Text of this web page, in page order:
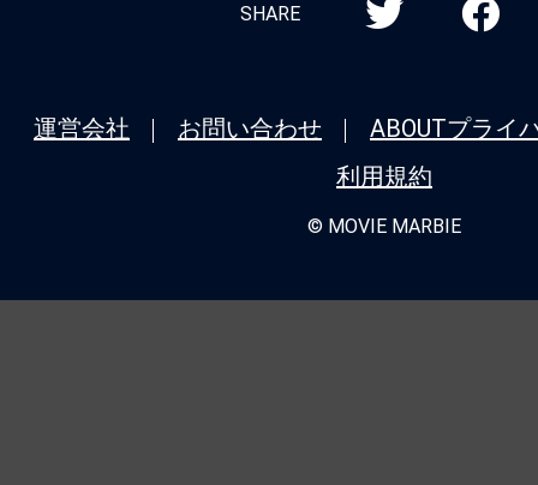
SHARE
運営会社 お問い合わせ ABOUTプライ
利用規約
© MOVIE MARBIE